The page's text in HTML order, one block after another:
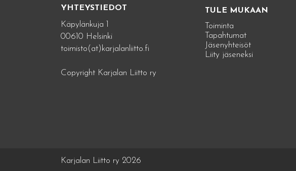
YHTEYSTIEDOT
Käpylänkuja 1
00610 Helsinki
toimisto(at)karjalanliitto.fi
Copyright Karjalan Liitto ry
TULE MUKAAN
Toiminta
Tapahtumat
Jäsenyhteisöt
Liity jäseneksi
Karjalan Liitto ry 2026